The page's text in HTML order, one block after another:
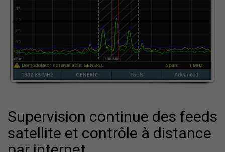
Supervision continue des feeds
satellite et contrôle à distance